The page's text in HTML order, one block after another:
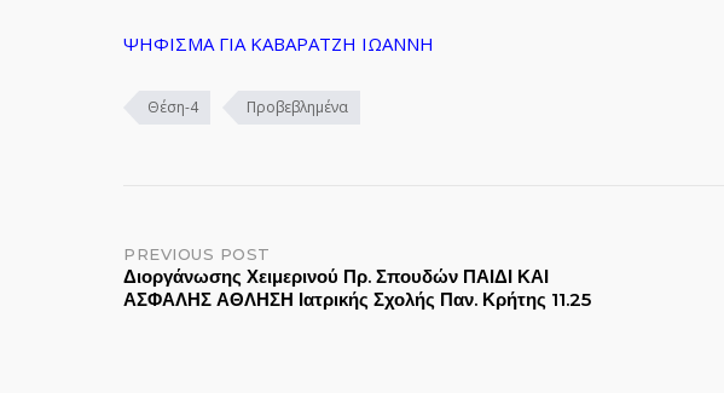
ΨΗΦΙΣΜΑ ΓΙΑ ΚΑΒΑΡΑΤΖΗ ΙΩΑΝΝΗ
Θέση-4 Προβεβλημένα
Post
navigation
PREVIOUS POST
Διοργάνωσης Χειμερινού Πρ. Σπουδών ΠΑΙΔΙ ΚΑΙ
ΑΣΦΑΛΗΣ ΑΘΛΗΣΗ Ιατρικής Σχολής Παν. Κρήτης 11.25